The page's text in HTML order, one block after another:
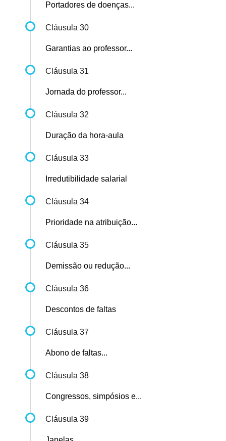
Portadores de doenças...
Cláusula 30
Garantias ao professor...
Cláusula 31
Jornada do professor...
Cláusula 32
Duração da hora-aula
Cláusula 33
Irredutibilidade salarial
Cláusula 34
Prioridade na atribuição...
Cláusula 35
Demissão ou redução...
Cláusula 36
Descontos de faltas
Cláusula 37
Abono de faltas...
Cláusula 38
Congressos, simpósios e...
Cláusula 39